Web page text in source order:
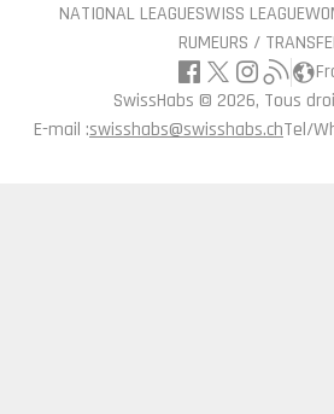
NATIONAL LEAGUESWISS LEAGUE
RUMEURS /
SwissHabs © 2026, Tous
E-mail :swisshabs@swisshabs.chTel/